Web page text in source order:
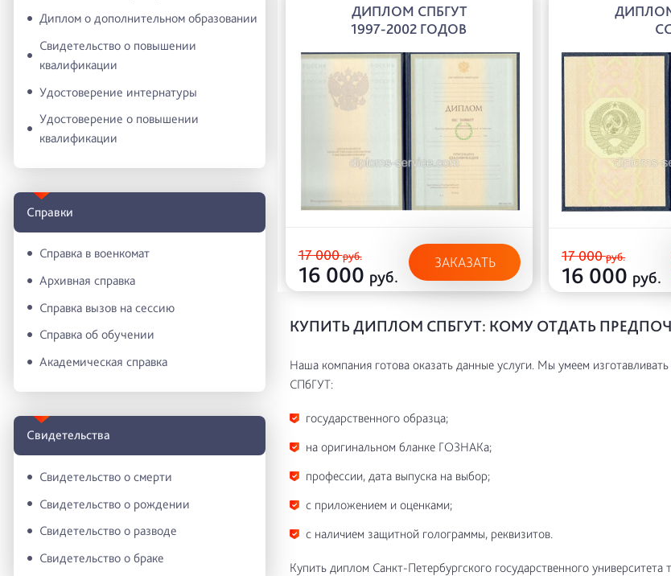
Диплом о дополнительном образовании
Свидетельство о повышении
квалификации
Удостоверение интернатуры
Удостоверение о повышении
квалификации
Справки
Справка в военкомат
Архивная справка
Справка вызов на сессию
Справка об обучении
Академическая справка
Свидетельства
Свидетельство о смерти
Свидетельство о рождении
Свидетельство о разводе
Свидетельство о браке
ДИПЛОМ СПБГУТ
1997-2002 ГОДОВ
17 000руб.
16 000 руб.
ЗАКАЗАТЬ 17 000руб.
16 000 руб.
КУПИТЬ ДИПЛОМ СПБГУТ: КОМУ ОТДАТЬ
Наша компания готова оказать данные услуги. Мы умеем
СПбГУТ:
государственного образца;
на оригинальном бланке ГОЗНАКа;
профессии, дата выпуска на выбор;
с приложением и оценками;
с наличием защитной голограммы, реквизитов.
Купить диплом Санкт-Петербургского государственного университета